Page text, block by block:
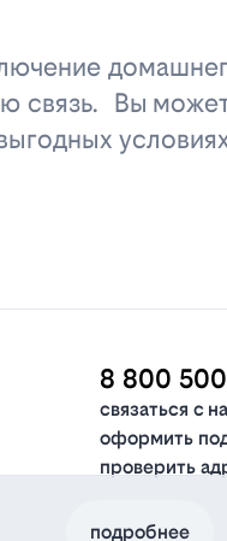
связь. Вы
8 800
связаться с
оформить
проверить
подробнее